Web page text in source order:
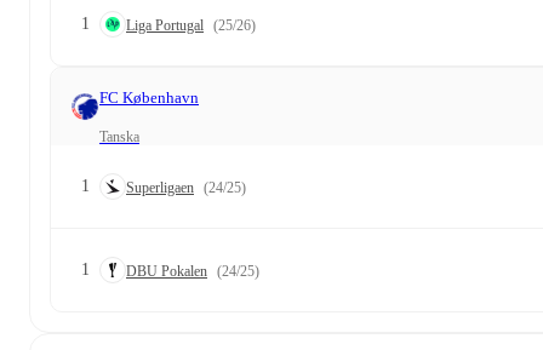
1 Liga Portugal (25/26)
FC København
Tanska
1 Superligaen (24/25)
1 DBU Pokalen (24/25)